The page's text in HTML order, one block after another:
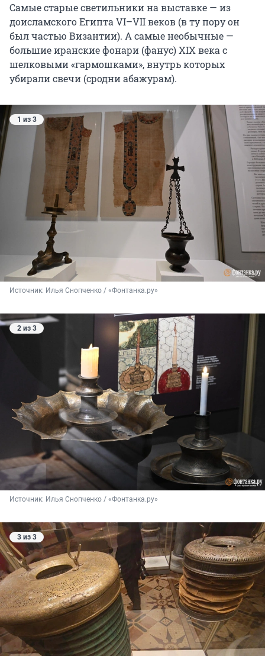
Самые старые светильники на выставке — из
доисламского Египта VI–VII веков (в ту пору он
был частью Византии). А самые необычные —
большие иранские фонари (фанус) XIX века с
шелковыми «гармошками», внутрь которых
убирали свечи (сродни абажурам).
1 из 3
Источник: Илья Снопченко / «Фонтанка.ру»
2 из 3
Источник: Илья Снопченко / «Фонтанка.ру»
3 из 3